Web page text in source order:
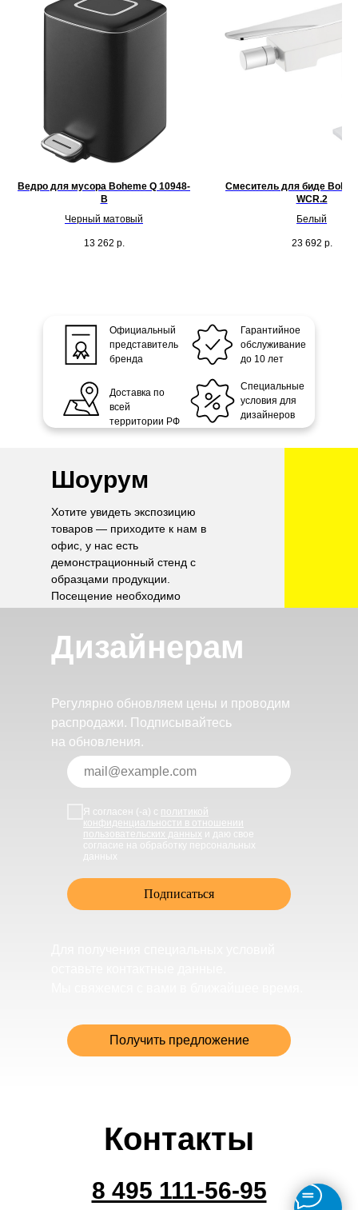
Ведро для мусора Boheme Q 10948-
B
Черный матовый
13 262 р.
Смеситель для биде
WCR.2
Белый
23 692 р.
Официальный
представитель
бренда
Доставка по
всей
территории РФ
Гарантийное
обслуживание
до 10 лет
Специальные
условия для
дизайнеров
Шоурум
Хотите увидеть экспозицию
товаров — приходите к нам в
офис, у нас есть
демонстрационный стенд с
образцами продукции.
Посещение необходимо
Дизайнерам
Регулярно обновляем цены и проводим
распродажи. Подписывайтесь
на обновления.
Я согласен (-а) с политикой
конфиденциальности в отношении
пользовательских данных и даю свое
согласие на обработку персональных
данных
Подписаться
Получить предложение
Контакты
8 495 111-56-95